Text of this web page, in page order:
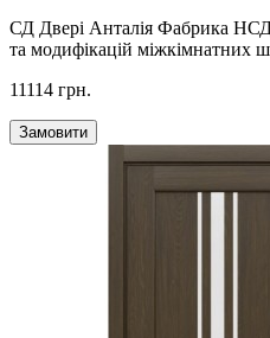
СД Двері Анталія Фабрика
та модифікацій міжкімнатних
11114 грн.
Замовити